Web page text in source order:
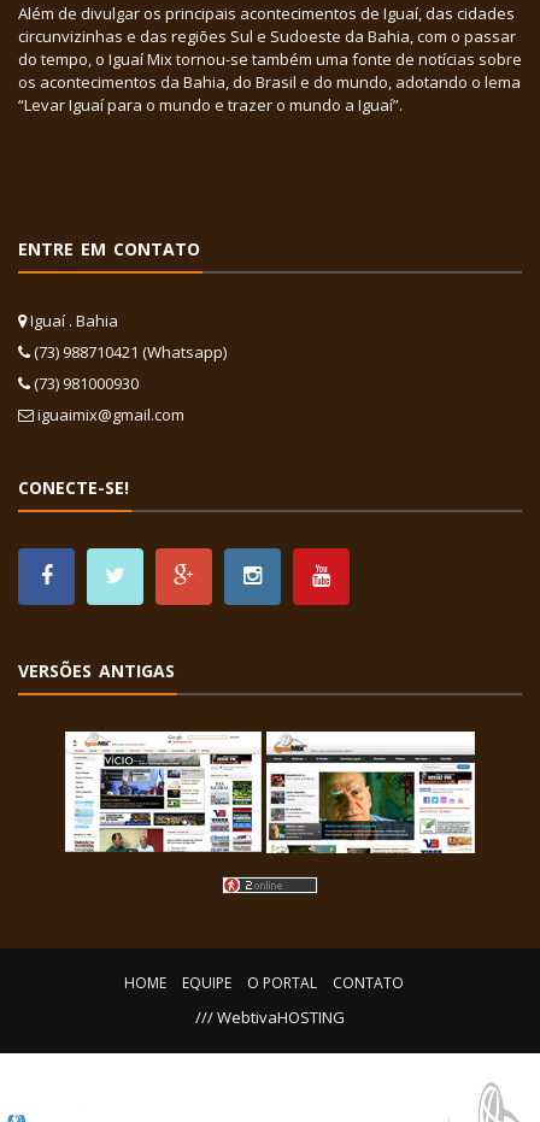
Além de divulgar os principais acontecimentos de Iguaí, das cidades
circunvizinhas e das regiões Sul e Sudoeste da Bahia, com o passar
do tempo, o Iguaí Mix tornou-se também uma fonte de notícias sobre
os acontecimentos da Bahia, do Brasil e do mundo, adotando o lema
“Levar Iguaí para o mundo e trazer o mundo a Iguaí”.
ENTRE EM CONTATO
Iguaí . Bahia
(73) 988710421 (Whatsapp)
(73) 981000930
iguaimix@gmail.com
CONECTE-SE!
VERSÕES ANTIGAS
HOME EQUIPE O PORTAL CONTATO
/// WebtivaHOSTING